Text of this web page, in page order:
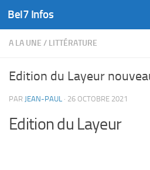
Skip to content
Bel7 Infos
A LA UNE / LITTÉRATURE
Edition du Layeur
PAR JEAN-PAUL · 26 OCTOBRE 2021
Edition du Layeur